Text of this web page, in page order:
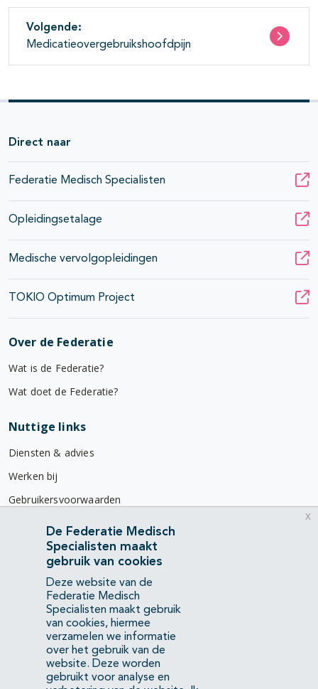
Volgende:
Medicatieovergebruikshoofdpijn
Direct naar
Federatie Medisch Specialisten
Opleidingsetalage
Medische vervolgopleidingen
TOKIO Optimum Project
Over de Federatie
Wat is de Federatie?
Wat doet de Federatie?
Nuttige links
Diensten & advies
Werken bij
Gebruikersvoorwaarden
Privacyverklaring
Contact
Mercatorlaan 1200
3528 BL Utrecht
(088) 505 34 34
info@richtlijnendatabase.nl
YouTubeLinkedIn
De Federatie Medisch
Specialisten maakt
gebruik van cookies
Deze website van de
Federatie Medisch
Specialisten maakt gebruik
van cookies, hiermee
verzamelen we informatie
over het gebruik van de
website. Deze worden
gebruikt voor analyse en
x